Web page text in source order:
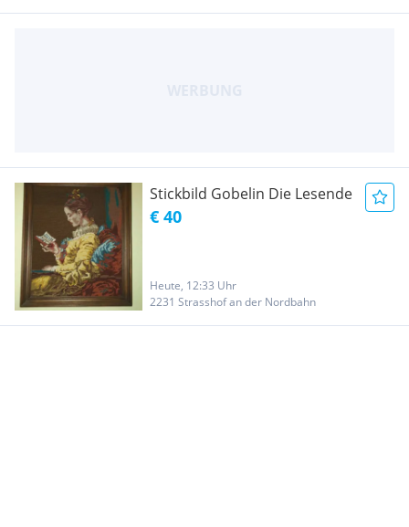
Stickbild Gobelin Die Lesende
€ 40
Heute, 12:33 Uhr
2231 Strasshof an der Nordbahn